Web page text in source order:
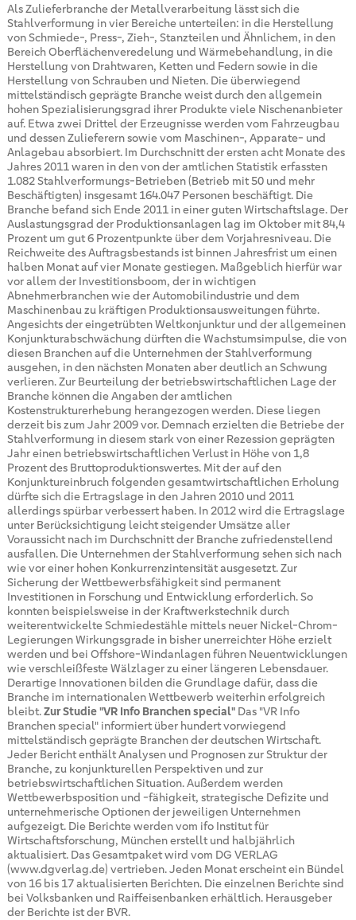
Als Zulieferbranche der Metallverarbeitung lässt sich die
Stahlverformung in vier Bereiche unterteilen: in die Herstellung
von Schmiede-, Press-, Zieh-, Stanzteilen und Ähnlichem, in den
Bereich Oberflächenveredelung und Wärmebehandlung, in die
Herstellung von Drahtwaren, Ketten und Federn sowie in die
Herstellung von Schrauben und Nieten. Die überwiegend
mittelständisch geprägte Branche weist durch den allgemein
hohen Spezialisierungsgrad ihrer Produkte viele Nischenanbieter
auf. Etwa zwei Drittel der Erzeugnisse werden vom Fahrzeugbau
und dessen Zulieferern sowie vom Maschinen-, Apparate- und
Anlagebau absorbiert. Im Durchschnitt der ersten acht Monate des
Jahres 2011 waren in den von der amtlichen Statistik erfassten
1.082 Stahlverformungs-Betrieben (Betrieb mit 50 und mehr
Beschäftigten) insgesamt 164.047 Personen beschäftigt. Die
Branche befand sich Ende 2011 in einer guten Wirtschaftslage. Der
Auslastungsgrad der Produktionsanlagen lag im Oktober mit 84,4
Prozent um gut 6 Prozentpunkte über dem Vorjahresniveau. Die
Reichweite des Auftragsbestands ist binnen Jahresfrist um einen
halben Monat auf vier Monate gestiegen. Maßgeblich hierfür war
vor allem der Investitionsboom, der in wichtigen
Abnehmerbranchen wie der Automobilindustrie und dem
Maschinenbau zu kräftigen Produktionsausweitungen führte.
Angesichts der eingetrübten Weltkonjunktur und der allgemeinen
Konjunkturabschwächung dürften die Wachstumsimpulse, die von
diesen Branchen auf die Unternehmen der Stahlverformung
ausgehen, in den nächsten Monaten aber deutlich an Schwung
verlieren. Zur Beurteilung der betriebswirtschaftlichen Lage der
Branche können die Angaben der amtlichen
Kostenstrukturerhebung herangezogen werden. Diese liegen
derzeit bis zum Jahr 2009 vor. Demnach erzielten die Betriebe der
Stahlverformung in diesem stark von einer Rezession geprägten
Jahr einen betriebswirtschaftlichen Verlust in Höhe von 1,8
Prozent des Bruttoproduktionswertes. Mit der auf den
Konjunktureinbruch folgenden gesamtwirtschaftlichen Erholung
dürfte sich die Ertragslage in den Jahren 2010 und 2011
allerdings spürbar verbessert haben. In 2012 wird die Ertragslage
unter Berücksichtigung leicht steigender Umsätze aller
Voraussicht nach im Durchschnitt der Branche zufriedenstellend
ausfallen. Die Unternehmen der Stahlverformung sehen sich nach
wie vor einer hohen Konkurrenzintensität ausgesetzt. Zur
Sicherung der Wettbewerbsfähigkeit sind permanent
Investitionen in Forschung und Entwicklung erforderlich. So
konnten beispielsweise in der Kraftwerkstechnik durch
weiterentwickelte Schmiedestähle mittels neuer Nickel-Chrom-
Legierungen Wirkungsgrade in bisher unerreichter Höhe erzielt
werden und bei Offshore-Windanlagen führen Neuentwicklungen
wie verschleißfeste Wälzlager zu einer längeren Lebensdauer.
Derartige Innovationen bilden die Grundlage dafür, dass die
Branche im internationalen Wettbewerb weiterhin erfolgreich
bleibt.Zur Studie "VR Info Branchen special"Das "VR Info
Branchen special" informiert über hundert vorwiegend
mittelständisch geprägte Branchen der deutschen Wirtschaft.
Jeder Bericht enthält Analysen und Prognosen zur Struktur der
Branche, zu konjunkturellen Perspektiven und zur
betriebswirtschaftlichen Situation. Außerdem werden
Wettbewerbsposition und -fähigkeit, strategische Defizite und
unternehmerische Optionen der jeweiligen Unternehmen
aufgezeigt. Die Berichte werden vom ifo Institut für
Wirtschaftsforschung, München erstellt und halbjährlich
aktualisiert. Das Gesamtpaket wird vom DG VERLAG
(www.dgverlag.de) vertrieben. Jeden Monat erscheint ein Bündel
von 16 bis 17 aktualisierten Berichten. Die einzelnen Berichte sind
bei Volksbanken und Raiffeisenbanken erhältlich. Herausgeber
der Berichte ist der BVR.